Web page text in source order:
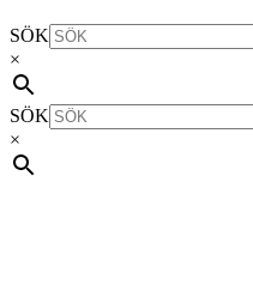
SÖK
×
SÖK
×